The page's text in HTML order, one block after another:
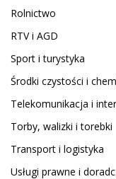
Rolnictwo
RTV i AGD
Sport i turystyka
Środki czystości i
Telekomunikacja i
Torby, walizki i torebki
Transport i logistyka
Usługi prawne i